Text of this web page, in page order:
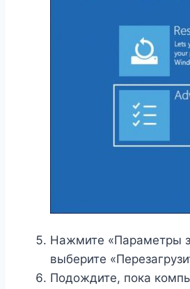
Нажмите «Параметры
выберите
Подождите, пока